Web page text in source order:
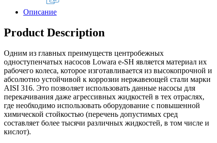
Описание
Product Description
Одним из главных преимуществ центробежных
одноступенчатых насосов Lowara e-SH является материал их
рабочего колеса, которое изготавливается из высокопрочной и
абсолютно устойчивой к коррозии нержавеющей стали марки
AISI 316. Это позволяет использовать данные насосы для
перекачивания даже агрессивных жидкостей в тех отраслях,
где необходимо использовать оборудование с повышенной
химической стойкостью (перечень допустимых сред
составляет более тысячи различных жидкостей, в том числе и
кислот).